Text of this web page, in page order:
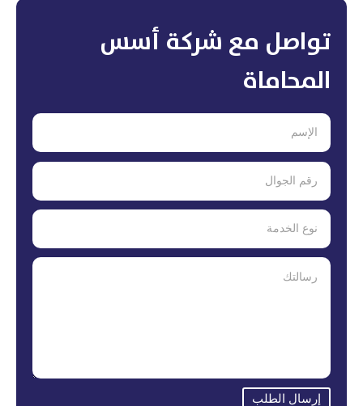
تواصل مع شركة أسس
المحاماة
إرسال الطلب